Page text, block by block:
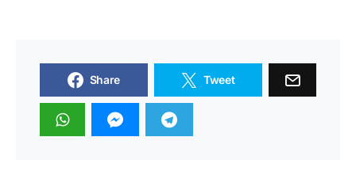
Share Tweet